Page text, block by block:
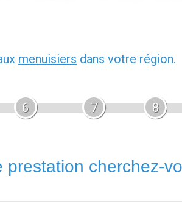
menuisiers dans votre région.
6 7 8
prestation cherchez-